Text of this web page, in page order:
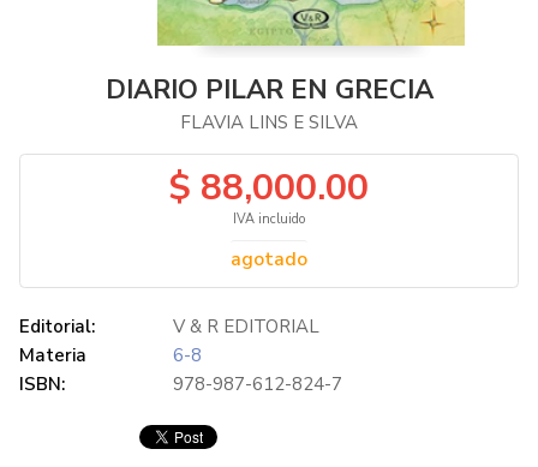
DIARIO PILAR EN GRECIA
FLAVIA LINS E SILVA
$ 88,000.00
IVA incluido
agotado
Editorial:
V & R EDITORIAL
Materia
6-8
ISBN:
978-987-612-824-7